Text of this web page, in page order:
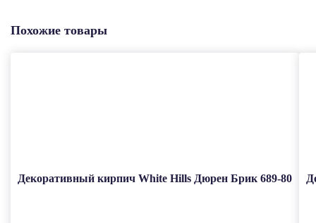
Похожие товары
Декоративный кирпич White Hills Дюрен Брик 689-80